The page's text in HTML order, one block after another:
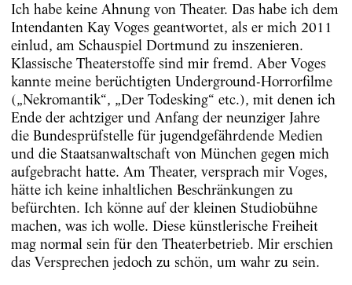
Ich habe keine Ahnung von Theater. Das habe ich dem
Intendanten Kay Voges geantwortet, als er mich 2011
einlud, am Schauspiel Dortmund zu inszenieren.
Klassische Theaterstoffe sind mir fremd. Aber Voges
kannte meine berüchtigten Underground-Horrorfilme
(„Nekromantik“, „Der Todesking“ etc.), mit denen ich
Ende der achtziger und Anfang der neunziger Jahre
die Bundesprüfstelle für jugendgefährdende Medien
und die Staatsanwaltschaft von München gegen mich
aufgebracht hatte. Am Theater, versprach mir Voges,
hätte ich keine inhaltlichen Beschränkungen zu
befürchten. Ich könne auf der kleinen Studiobühne
machen, was ich wolle. Diese künstlerische Freiheit
mag normal sein für den Theaterbetrieb. Mir erschien
das Versprechen jedoch zu schön, um wahr zu sein.